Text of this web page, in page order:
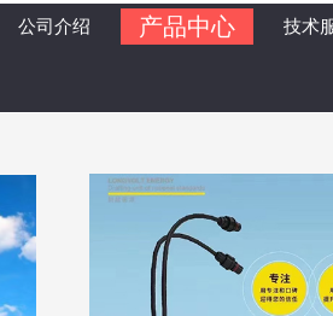
公司介绍 产品中心 技术